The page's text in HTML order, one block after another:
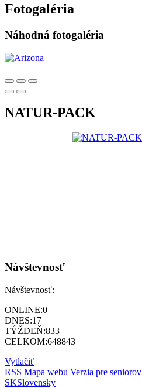
Fotogaléria
Náhodná fotogaléria
NATUR-PACK
Návštevnosť
Návštevnosť:
ONLINE:0
DNES:17
TÝŽDEŇ:833
CELKOM:648843
Vytlačiť
RSS Mapa webu Verzia pre seniorov
SKSlovensky